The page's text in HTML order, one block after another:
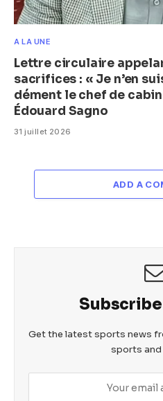
A LA UNE
Lettre circulaire
sacrifices : « Je n’en
dément le chef de
Édouard Sagno
31 juillet 2026
ADD A
Get the latest sports news
sports